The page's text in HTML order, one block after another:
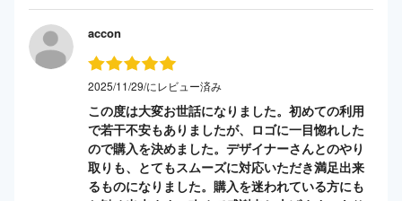
accon
2025/11/29/にレビュー済み
この度は大変お世話になりました。初めての利用
で若干不安もありましたが、ロゴに一目惚れした
ので購入を決めました。デザイナーさんとのやり
取りも、とてもスムーズに対応いただき満足出来
るものになりました。購入を迷われている方にも